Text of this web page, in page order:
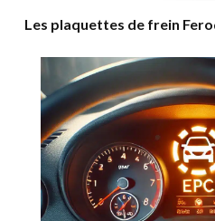
Les plaquettes de frein